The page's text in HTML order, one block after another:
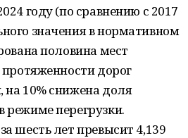
году (по сравнению с 2017
значения в нормативном
половина мест
дорог
на 10% снижена доля
перегрузки.
шесть лет превысит 4,139